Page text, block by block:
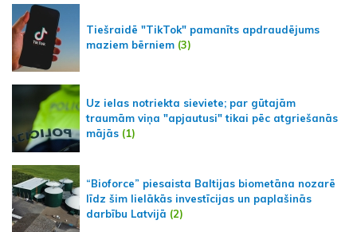
Tiešraidē "TikTok" pamanīts apdraudējums
maziem bērniem (3)
Uz ielas notriekta sieviete; par gūtajām
traumām viņa "apjautusi" tikai pēc atgriešanās
mājās (1)
“Bioforce” piesaista Baltijas biometāna nozarē
līdz šim lielākās investīcijas un paplašinās
darbību Latvijā (2)